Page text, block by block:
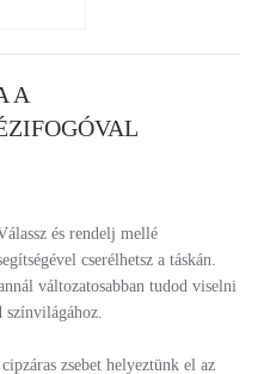
A
és rendelj mellé
cserélhetsz a táskán.
változatosabban tudod viselni
színvilágához.
zsebet helyeztünk el az